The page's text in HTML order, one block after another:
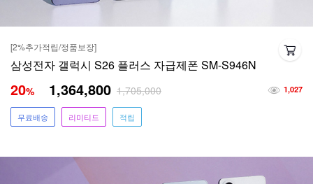
[2%추가적립/정품보장]
삼성전자 갤럭시 S26 플러스 자급제폰 SM-S946N
1,027
20% 1,364,800 1,705,000
무료배송 리미티드 적립